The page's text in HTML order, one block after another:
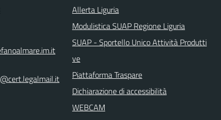
Allerta Liguria
Modulistica SUAP Regione Liguria
SUAP - Sportello Unico Attività Produtti
ve
Piattaforma Traspare
Dichiarazione di accessibilità
WEBCAM